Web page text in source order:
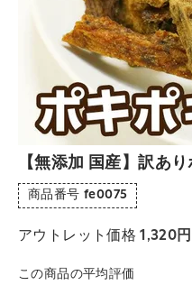
【無添加 国産】訳あ
商品番号 fe0075
アウトレット価格 1,320